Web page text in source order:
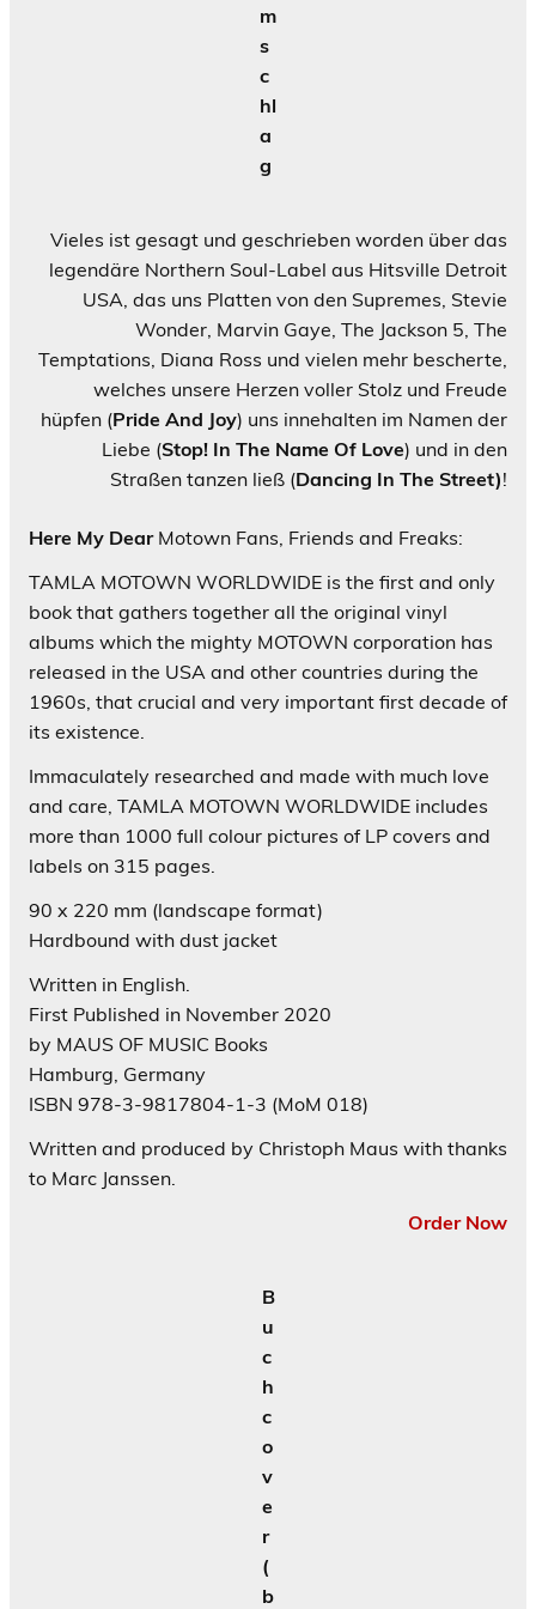
m
s
c
hl
a
g
Vieles ist gesagt und geschrieben worden über das
legendäre Northern Soul-Label aus Hitsville Detroit
USA, das uns Platten von den Supremes, Stevie
Wonder, Marvin Gaye, The Jackson 5, The
Temptations, Diana Ross und vielen mehr bescherte,
welches unsere Herzen voller Stolz und Freude
hüpfen (Pride And Joy) uns innehalten im Namen der
Liebe (Stop! In The Name Of Love) und in den
Straßen tanzen ließ (Dancing In The Street)!
Here My Dear Motown Fans, Friends and Freaks:
TAMLA MOTOWN WORLDWIDE is the first and only
book that gathers together all the original vinyl
albums which the mighty MOTOWN corporation has
released in the USA and other countries during the
1960s, that crucial and very important first decade of
its existence.
Immaculately researched and made with much love
and care, TAMLA MOTOWN WORLDWIDE includes
more than 1000 full colour pictures of LP covers and
labels on 315 pages.
90 x 220 mm (landscape format)
Hardbound with dust jacket
Written in English.
First Published in November 2020
by MAUS OF MUSIC Books
Hamburg, Germany
ISBN 978-3-9817804-1-3 (MoM 018)
Written and produced by Christoph Maus with thanks
to Marc Janssen.
Order Now
B
u
c
h
c
o
v
e
r
(
b